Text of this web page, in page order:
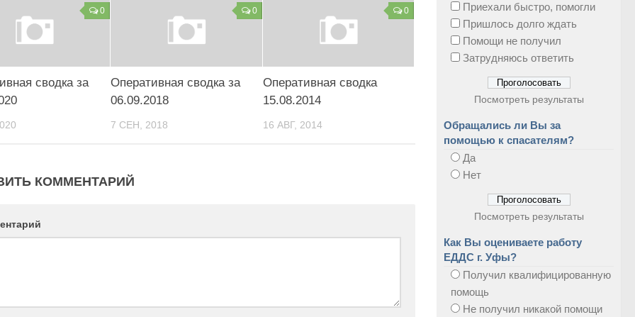
0
сводка за
0
Оперативная сводка за
06.09.2018
7 СЕН, 2018
0
Оперативная сводка
15.08.2014
16 АВГ, 2014
КОММЕНТАРИЙ
Приехали быстро, помогли
Пришлось долго ждать
Помощи не получил
Затрудняюсь ответить
Посмотреть результаты
Обращались ли Вы за
помощью к спасателям?
Да
Нет
Посмотреть результаты
Как Вы оцениваете работу
ЕДДС г. Уфы?
Получил квалифицированную
помощь
Не получил никакой помощи